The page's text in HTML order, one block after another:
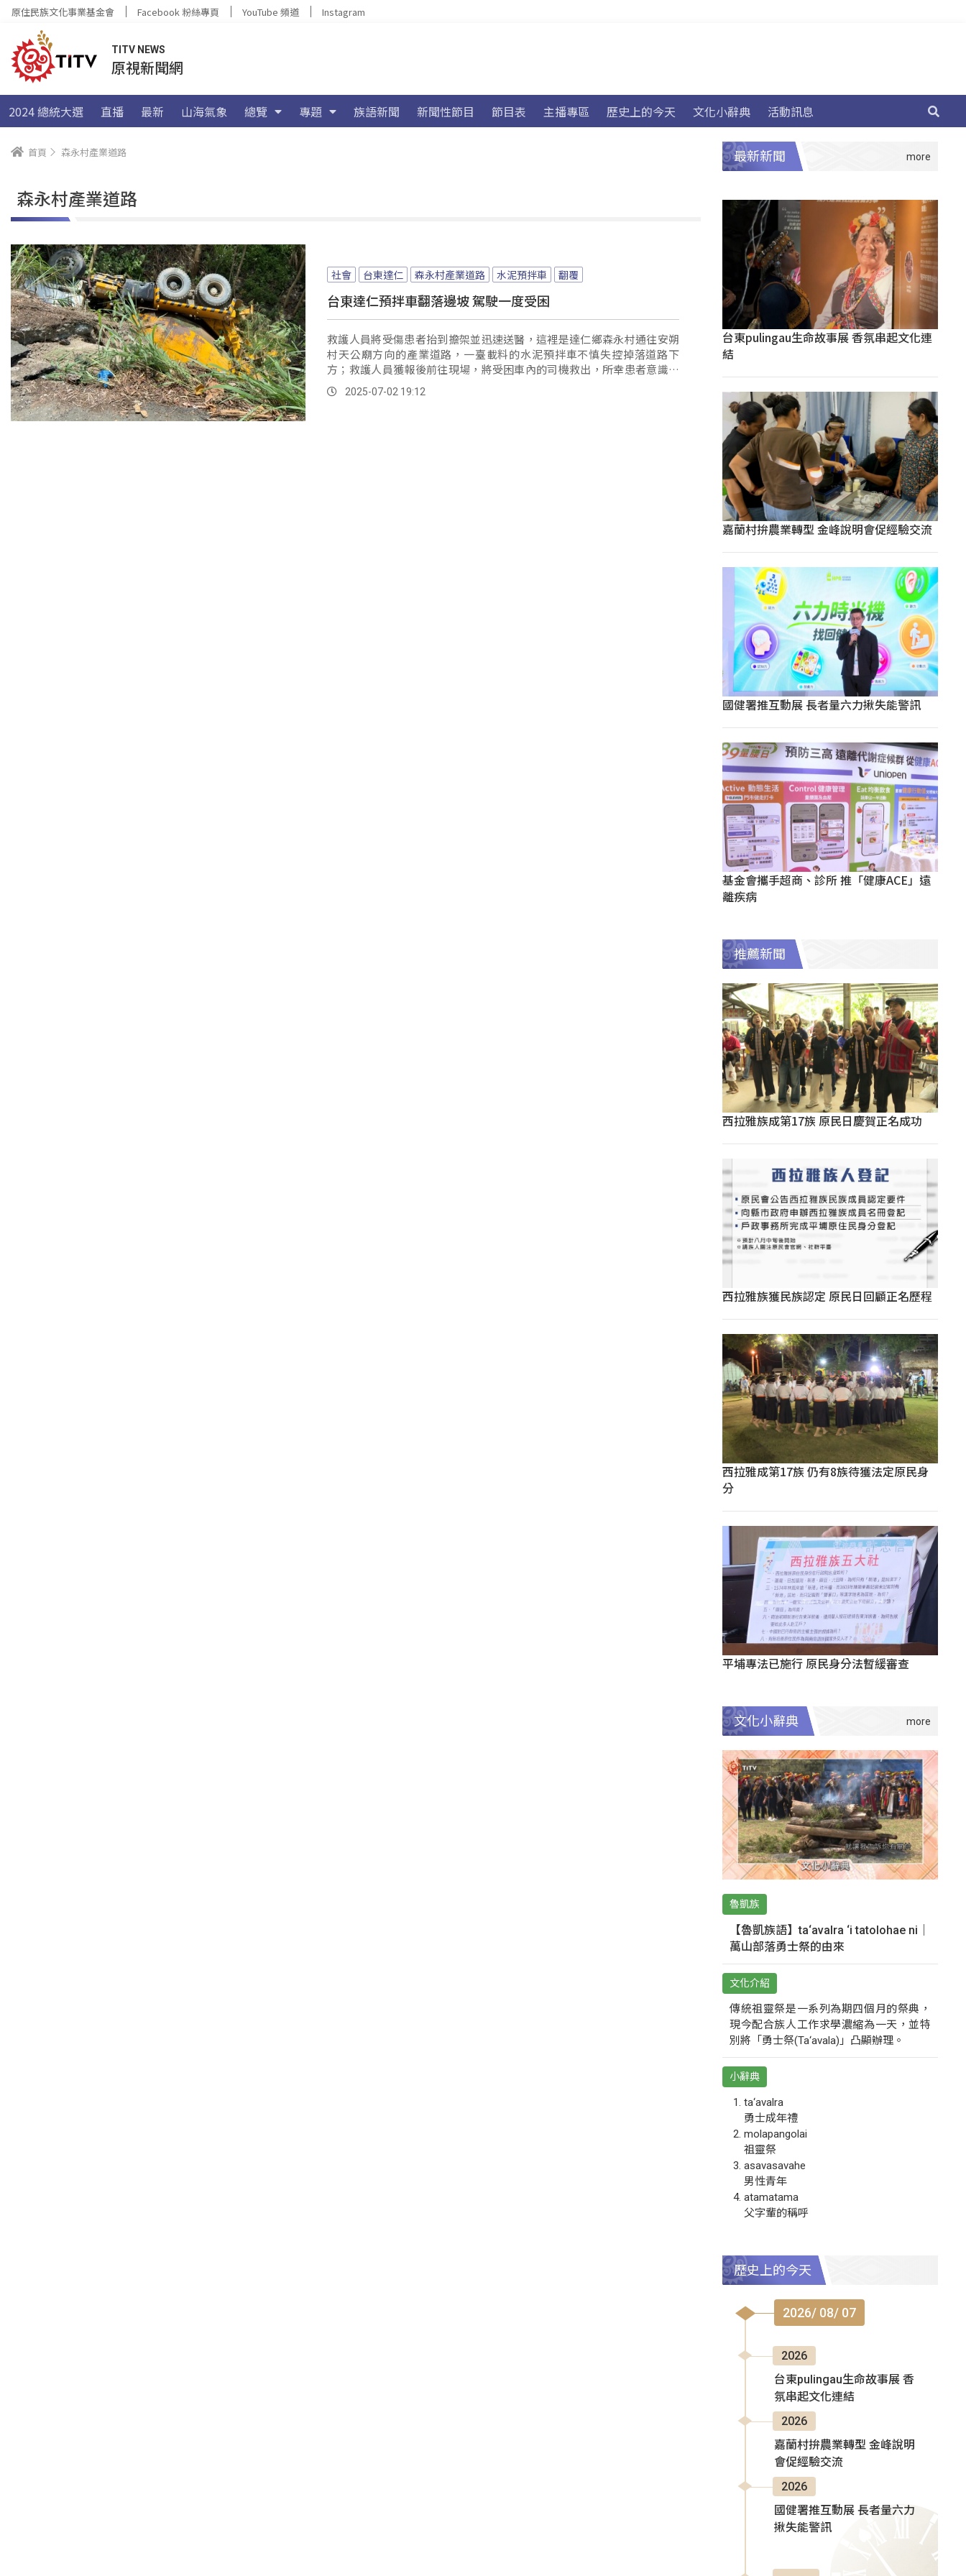
原住民族文化事業基金會 Facebook 粉絲專頁 YouTube 頻道 Instagram
TITV NEWS
原視新聞網
2024 總統大選 直播 最新 山海氣象 總覽 專題 族語新聞 新聞性節目 節目表 主播專區 歷史上的今天 文化小辭典 活動訊息
首頁 森永村產業道路
森永村產業道路
社會 台東達仁 森永村產業道路 水泥預拌車 翻覆
台東達仁預拌車翻落邊坡 駕駛一度受困
救護人員將受傷患者抬到擔架並迅速送醫，這裡是達仁鄉森永村通往安朔
村天公廟方向的產業道路，一臺載料的水泥預拌車不慎失控掉落道路下
方；救護人員獲報後前往現場，將受困車內的司機救出，所幸患者意識清
楚，送往台東馬偕醫院治療。
2025-07-02 19:12
最新新聞
台東pulingau生命故事展 香氛串起文化連
結
嘉蘭村拚農業轉型 金峰說明會促經驗交流
國健署推互動展 長者量六力揪失能警訊
基金會攜手超商、診所 推「健康ACE」遠
離疾病
推薦新聞
西拉雅族成第17族 原民日慶賀正名成功
西拉雅族獲民族認定 原民日回顧正名歷程
西拉雅成第17族 仍有8族待獲法定原民身
分
平埔專法已施行 原民身分法暫緩審查
文化小辭典
魯凱族
【魯凱族語】ta‘avalra ‘i tatolohae ni｜
萬山部落勇士祭的由來
文化介紹
傳統祖靈祭是一系列為期四個月的祭典，
現今配合族人工作求學濃縮為一天，並特
別將「勇士祭(Ta‘avala)」凸顯辦理。
小辭典
ta‘avalra
勇士成年禮
molapangolai
祖靈祭
asavasavahe
男性青年
atamatama
父字輩的稱呼
歷史上的今天
2026/ 08/ 07
2026
台東pulingau生命故事展 香
氛串起文化連結
2026
嘉蘭村拚農業轉型 金峰說明
會促經驗交流
2026
國健署推互動展 長者量六力
揪失能警訊